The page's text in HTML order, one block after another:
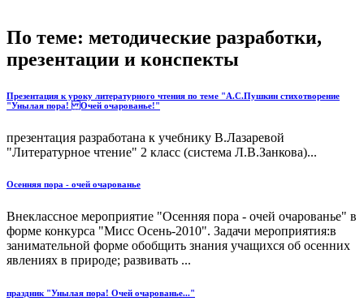
По теме: методические разработки,
презентации и конспекты
Презентация к уроку литературного чтения по теме "А.С.Пушкин стихотворение
"Унылая пора! Очей очарованье!"
презентация разработана к учебнику В.Лазаревой
"Литературное чтение" 2 класс (система Л.В.Занкова)...
Осенняя пора - очей очарованье
Внеклассное мероприятие "Осенняя пора - очей очарованье" в
форме конкурса "Мисс Осень-2010". Задачи мероприятия:в
занимательной форме обобщить знания учащихся об осенних
явлениях в природе; развивать ...
праздник "Унылая пора! Очей очарованье..."